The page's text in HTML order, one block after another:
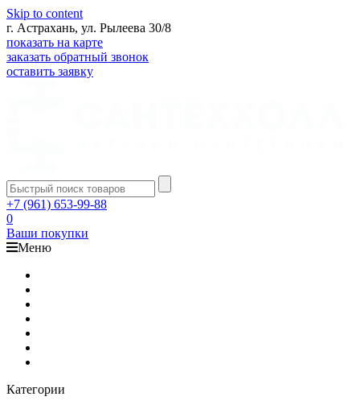
Skip to content
г. Астрахань, ул. Рылеева 30/8
показать на карте
заказать обратный звонок
оставить заявку
+7 (961) 653-99-88
0
Ваши покупки
Меню
Категории